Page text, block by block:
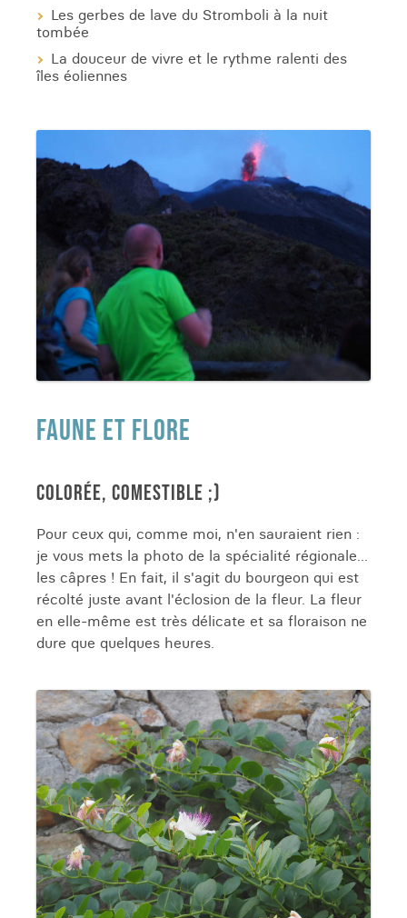
Les gerbes de lave du Stromboli à la nuit
tombée
La douceur de vivre et le rythme ralenti des
îles éoliennes
FAUNE ET FLORE
COLORÉE, COMESTIBLE ;)
Pour ceux qui, comme moi, n'en sauraient rien :
je vous mets la photo de la spécialité régionale...
les câpres ! En fait, il s'agit du bourgeon qui est
récolté juste avant l'éclosion de la fleur. La fleur
en elle-même est très délicate et sa floraison ne
dure que quelques heures.